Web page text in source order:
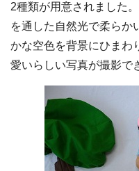
2種類が用意されました
を通した自然光で柔らか
かな空色を背景にひまわ
愛いらしい写真が撮影で